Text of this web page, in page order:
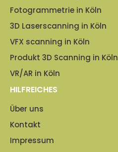
Fotogrammetrie in Köln
3D Laserscanning in Köln
VFX scanning in Köln
Produkt 3D Scanning in Köln
VR/AR in Köln
HILFREICHES
Über uns
Kontakt
Impressum